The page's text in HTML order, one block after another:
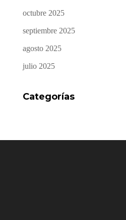
octubre 2025
septiembre 2025
agosto 2025
julio 2025
Categorías